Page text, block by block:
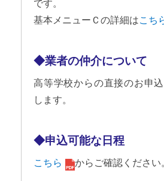
です。
基本メニューＣの詳細はこち
◆業者の仲介について
高等学校からの直接のお申
します。
◆申込可能な日程
こちら からご確認ください。